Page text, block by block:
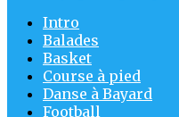
Intro
Balades
Basket
Course à pied
Danse à Bayard
Football